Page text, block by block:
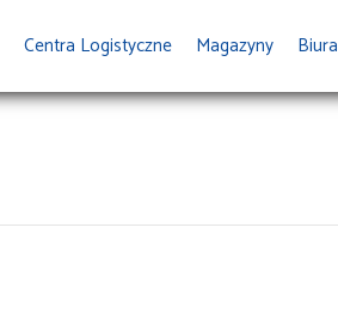
Centra Logistyczne Magazyny Biura